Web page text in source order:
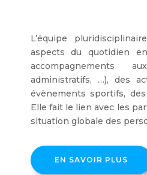
L’équipe
aspects du quotidien
accompagnements
administratifs, …), des
évènements sportifs,
Elle fait le lien avec les
situation globale des
EN SAVOIR PLUS